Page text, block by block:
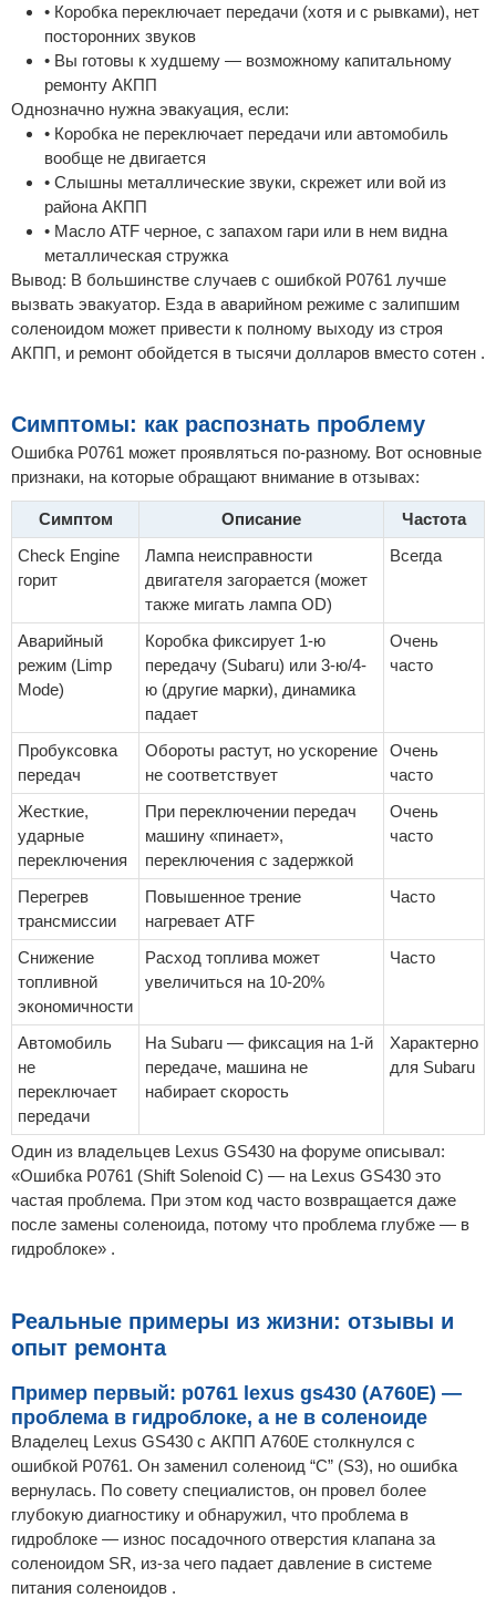
• Коробка переключает передачи (хотя и с рывками), нет
посторонних звуков
• Вы готовы к худшему — возможному капитальному
ремонту АКПП
Однозначно нужна эвакуация, если:
• Коробка не переключает передачи или автомобиль
вообще не двигается
• Слышны металлические звуки, скрежет или вой из
района АКПП
• Масло ATF черное, с запахом гари или в нем видна
металлическая стружка
Вывод: В большинстве случаев с ошибкой P0761 лучше
вызвать эвакуатор. Езда в аварийном режиме с залипшим
соленоидом может привести к полному выходу из строя
АКПП, и ремонт обойдется в тысячи долларов вместо сотен .
Симптомы: как распознать проблему
Ошибка P0761 может проявляться по-разному. Вот основные
признаки, на которые обращают внимание в отзывах:
Симптом Описание
Частота
Check Engine
горит
Лампа неисправности
двигателя загорается (может
также мигать лампа OD)
Всегда
Аварийный
режим (Limp
Mode)
Коробка фиксирует 1-ю
передачу (Subaru) или 3-ю/4-
ю (другие марки), динамика
падает
Очень
часто
Пробуксовка
передач
Обороты растут, но ускорение
не соответствует
Очень
часто
Жесткие,
ударные
переключения
При переключении передач
машину «пинает»,
переключения с задержкой
Очень
часто
Перегрев
трансмиссии
Повышенное трение
нагревает ATF
Часто
Снижение
топливной
экономичности
Расход топлива может
увеличиться на 10-20%
Часто
Автомобиль
не
переключает
передачи
На Subaru — фиксация на 1-й
передаче, машина не
набирает скорость
Характерно
для Subaru
Один из владельцев Lexus GS430 на форуме описывал:
«Ошибка P0761 (Shift Solenoid C) — на Lexus GS430 это
частая проблема. При этом код часто возвращается даже
после замены соленоида, потому что проблема глубже — в
гидроблоке» .
Реальные примеры из жизни: отзывы и
опыт ремонта
Пример первый: p0761 lexus gs430 (A760E) —
проблема в гидроблоке, а не в соленоиде
Владелец Lexus GS430 с АКПП A760E столкнулся с
ошибкой P0761. Он заменил соленоид “C” (S3), но ошибка
вернулась. По совету специалистов, он провел более
глубокую диагностику и обнаружил, что проблема в
гидроблоке — износ посадочного отверстия клапана за
соленоидом SR, из-за чего падает давление в системе
питания соленоидов .